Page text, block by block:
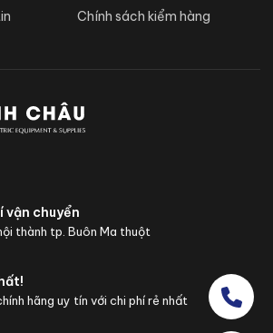
Chính sách kiểm hàng
vận chuyển
thành tp. Buôn Ma thuột
hãng uy tín với chi phí rẻ nhất